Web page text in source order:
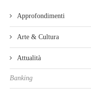
Approfondimenti
Arte & Cultura
Attualità
Banking